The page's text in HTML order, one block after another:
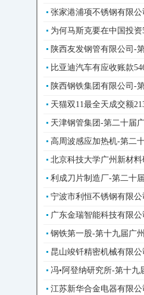
张家港浦项不锈钢有限
为何马斯克要在中国投
陕西友发钢管有限公司-
比亚迪汽车有应收账款
陕西钢铁集团有限公司-
天猫双11最全天成交额
天津钢管集团-第二十届
高周波感应加热机-第二
北京科技大学广州新材
利成刀片制造厂-第二十
宁波市利恒不锈钢有限
广东金瑞智能科技有限
钢铁第一股-第十九届广
昆山竣钎精密机械有限
冯•阿登纳研究所-第十
江苏新华合金电器有限